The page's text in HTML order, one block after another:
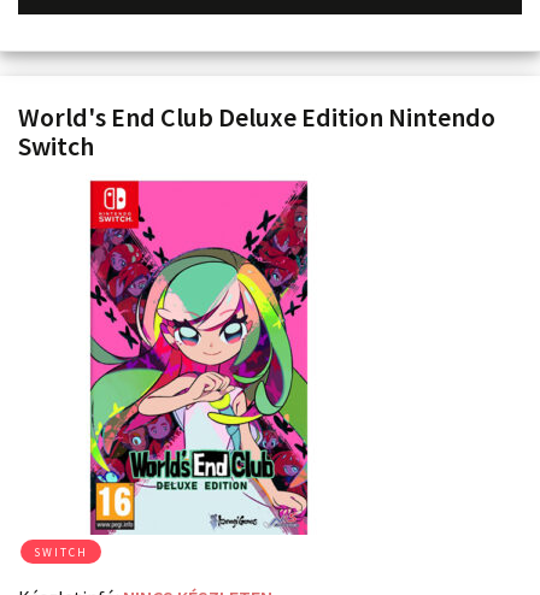
World's End Club Deluxe Edition Nintendo
Switch
SWITCH